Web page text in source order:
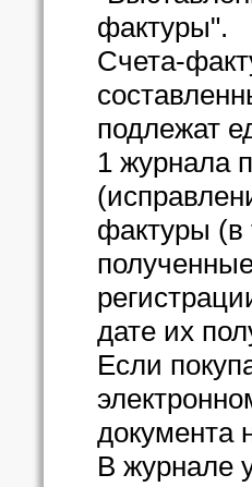
фактуры".
Счета-
подлежат
1 журнала
фактуры (в
дате их
Если
документа
В журнале